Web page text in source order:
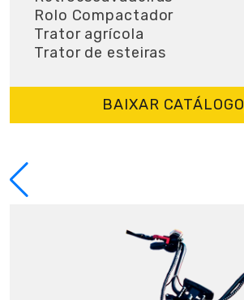
Rolo Compactador
Trator agrícola
Trator de esteiras
BAIXAR CATÁLOGO